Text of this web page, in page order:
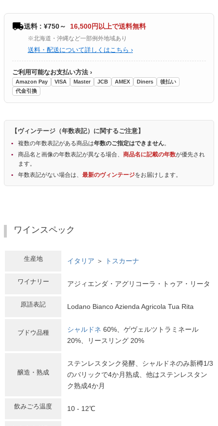
送料 : ¥750～ 16,500円以上で送料無料
※北海道・沖縄など一部例外地域あり
送料・配送について詳しくはこちら ›
ご利用可能なお支払い方法 ›
Amazon Pay VISA Master JCB AMEX Diners
後払い
代金引換
【ヴィンテージ（年数表記）に関するご注意】
複数の年数表記がある商品は年数のご指定はできません。
商品名と画像の年数表記が異なる場合、 商品名に記載の年数が優先され
ます。
年数表記がない場合は、 最新のヴィンテージをお届けします。
ワインスペック
生産地 イタリア ＞ トスカーナ
ワイナリー アジィエンダ・アグリコーラ・トゥア・リータ
原語表記 Lodano Bianco Azienda Agricola Tua Rita
ブドウ品種 シャルドネ 60%、ゲヴェルツトラミネール
20%、リースリング 20%
醸造・熟成
ステンレスタンク発酵、シャルドネのみ新樽1/3
のバリックで4か月熟成、他はステンレスタン
ク熟成4か月
飲みごろ温度 10 - 12℃